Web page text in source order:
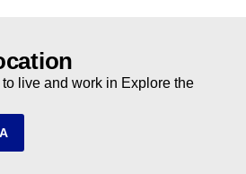
live and work in Explore the